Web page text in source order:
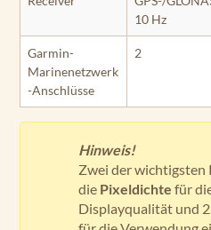
10 Hz
Garmin-
Marinenetzwerk
-Anschlüsse
2
Hinweis!
Zwei der wichtigsten
die Pixeldichte für
Displayqualität und